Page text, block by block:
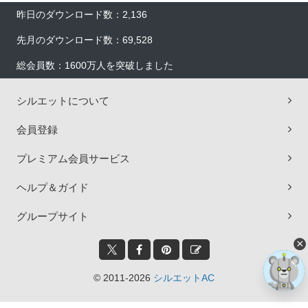
昨日のダウンロード数：2,136
先月のダウンロード数：69,528
総会員数：1600万人を突破しました
シルエットについて
会員登録
プレミアム会員サービス
ヘルプ＆ガイド
グループサイト
© 2011-2026 シルエットAC
×